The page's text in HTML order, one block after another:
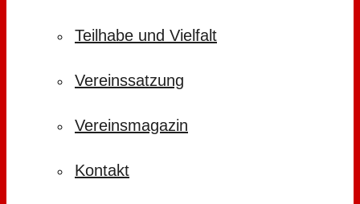
Teilhabe und Vielfalt
Vereinssatzung
Vereinsmagazin
Kontakt